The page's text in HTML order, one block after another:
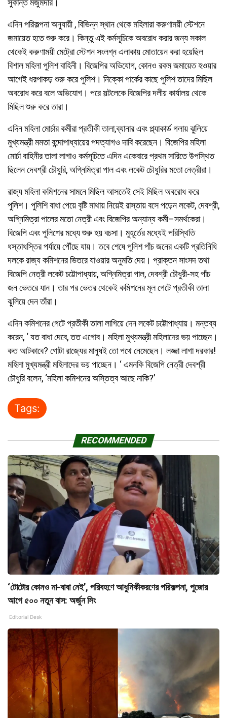
এদিন পরিকল্পনা অনুযায়ী , বিভিন্ন স্থান থেকে মহিলারা করুণাময়ী স্টেশনে
জমায়েত হতে শুরু করে। কিন্তু এই কর্মসূচিকে অবরোধ করার জন্য সকাল
থেকেই করুণাময়ী মেট্রাে স্টেশন সংলগ্ন এলাকায় মোতায়েন করা হয়েছিল
বিশাল মহিলা পুলিশ বাহিনী। বিজেপির অভিযোগ, কোনও রকম জমায়েত হওয়ার
আগেই ধরপাকড় শুরু করে পুলিশ। নিক্কো পার্কের কাছে পুলিশ তাদের মিছিল
অবরোধ করে বলে অভিযোগ। পরে সল্টলেকে বিজেপির দলীয় কার্যালয় থেকে
মিছিল শুরু করে তারা।
এদিন মহিলা মোর্চার কর্মীরা প্রতীকী তালা,ব্যানার এবং প্ল্যাকার্ড গলায় ঝুলিয়ে
মুখ্যমন্ত্রী মমতা বন্দোপাধ্যায়ের পদত্যাগও দাবি করেছেন। বিজেপির মহিলা
মোর্চা বাহিনীর তালা লাগাও কর্মসূচিতে এদিন একেবারে প্রথম সারিতে উপস্থিত
ছিলেন দেবশ্রী চৌধুরি, অগ্নিমিত্রা পাল এবং লকেট চৌধুরির মতো নেত্রীরা।
রাজ্য মহিলা কমিশনের সামনে মিছিল আসতেই সেই মিছিল অবরোধ করে
পুলিশ। পুলিশি বাধা পেয়ে বৃষ্টি মাথায় নিয়েই রাস্তায় বসে পড়েন লকেট, দেবশ্রী,
অগ্নিমিত্রা পালের মতো নেত্রী এবং বিজেপির অন্যান্য কর্মী–সমর্থকেরা।
বিজেপি এবং পুলিশের মধ্যে শুরু হয় বচসা। মুহূর্তের মধ্যেই পরিস্থিতি
ধস্তাধস্তির পর্যায়ে পৌঁছে যায়। তবে শেষে পুলিশ পাঁচ জনের একটি প্রতিনিধি
দলকে রাজ্য কমিশনের ভিতরে যাওয়ার অনুমতি দেয়। প্রাক্তন সাংসদ তথা
বিজেপি নেত্রী লকেট চট্টোপাধ্যায়, অগ্নিমিত্রা পাল, দেবশ্রী চৌধুরী-সহ পাঁচ
জন ভেতরে যান। তার পর ভেতর থেকেই কমিশনের মূল গেটে প্রতীকী তালা
ঝুলিয়ে দেন তাঁরা।
এদিন কমিশনের গেটে প্রতীকী তালা লাগিয়ে দেন লকেট চট্টোপাধ্যায়। মন্তব্য
করেন, ‘ যত বাধা দেবে, তত এগোব। মহিলা মুখ্যমন্ত্রী মহিলাদের ভয় পাচ্ছেন।
কত আটকাবে? গোটা রাজ্যের মানুষই তো পথে নেমেছেন। লজ্জা লাগা দরকার!
মহিলা মুখ্যমন্ত্রী মহিলাদের ভয় পাচ্ছেন। ‘ এমনকি বিজেপি নেত্রী দেবশ্রী
চৌধুরি বলেন, ‘মহিলা কমিশনের অস্তিত্ব আছে নাকি?’
Tags:
RECOMMENDED
‘টোটোর কোনও মা-বাবা নেই’, পরিবহণে আধুনিকীকরণের পরিকল্পনা, পুজোর
আগে ৫০০ নতুন বাস: অর্জুন সিং
Editorial Desk